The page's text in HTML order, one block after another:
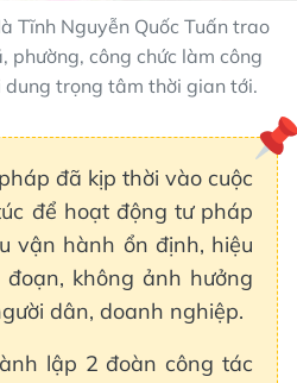
Tĩnh Nguyễn Quốc Tuấn trao
phường, công chức làm công
trọng tâm thời gian tới.
đã kịp thời vào cuộc
để hoạt động tư pháp
vận hành ổn định, hiệu
không ảnh hưởng
dân, doanh nghiệp.
lập 2 đoàn công tác